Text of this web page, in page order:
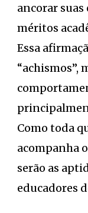
ancorar
méritos
Essa
“achismos”,
Como toda
acompanha
serão as
educadores